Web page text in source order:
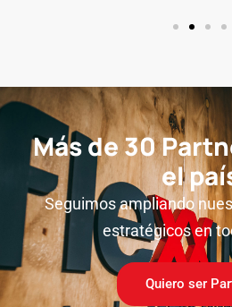
Más de 30
el
Seguimos ampliando
estratégicos en
Quiero ser